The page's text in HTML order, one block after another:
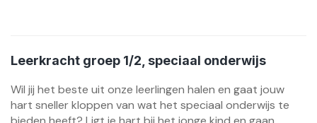
Leerkracht groep 1/2, speciaal onderwijs
Wil jij het beste uit onze leerlingen halen en gaat jouw
hart sneller kloppen van wat het speciaal onderwijs te